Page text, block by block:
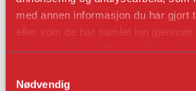
med annen informasjon du har gjort
eller som de har samlet inn
så endre samtykke og så avvis.
Nødvendig
staten. Gir 11,5 mill. til
Folk i Luster er utolmodige.